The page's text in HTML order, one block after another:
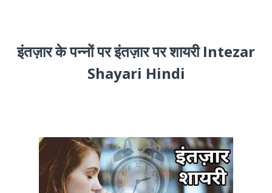
इंतज़ार के पन्नों पर इंतज़ार पर शायरी Intezar
Shayari Hindi